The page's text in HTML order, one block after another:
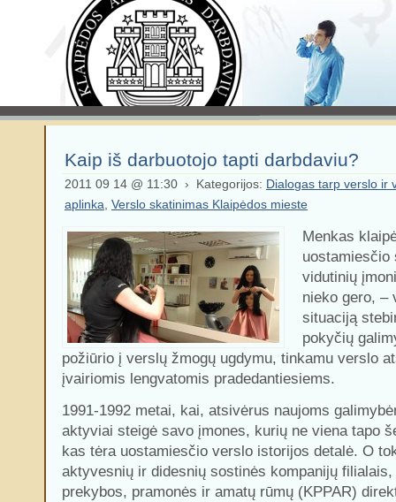
Kaip iš darbuotojo tapti darbdaviu?
2011 09 14 @ 11:30 › Kategorijos: Dialogas tarp verslo ir
aplinka Verslo skatinimas Klaipėdos mieste
Menkas
uostamiesčio
vidutinių
nieko gero, –
situaciją
pokyčių
požiūrio į verslų žmogų ugdymu, tinkamu verslo
įvairiomis lengvatomis pradedantiesiems.
1991-1992 metai, kai, atsivėrus naujoms
aktyviai steigė savo įmones, kurių ne viena tapo
kas tėra uostamiesčio verslo istorijos detalė. O
aktyvesnių ir didesnių sostinės kompanijų filialais,
prekybos, pramonės ir amatų rūmų (KPPAR)